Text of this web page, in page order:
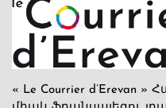
« Le Courrier d’Erevan